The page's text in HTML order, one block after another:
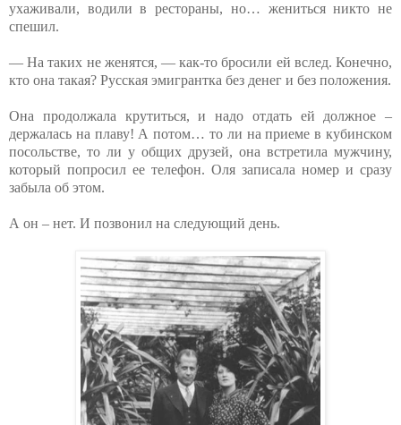
ухаживали, водили в рестораны, но… жениться никто не
спешил.
— На таких не женятся, — как-то бросили ей вслед. Конечно,
кто она такая? Русская эмигрантка без денег и без положения.
Она продолжала крутиться, и надо отдать ей должное –
держалась на плаву! А потом… то ли на приеме в кубинском
посольстве, то ли у общих друзей, она встретила мужчину,
который попросил ее телефон. Оля записала номер и сразу
забыла об этом.
А он – нет. И позвонил на следующий день.